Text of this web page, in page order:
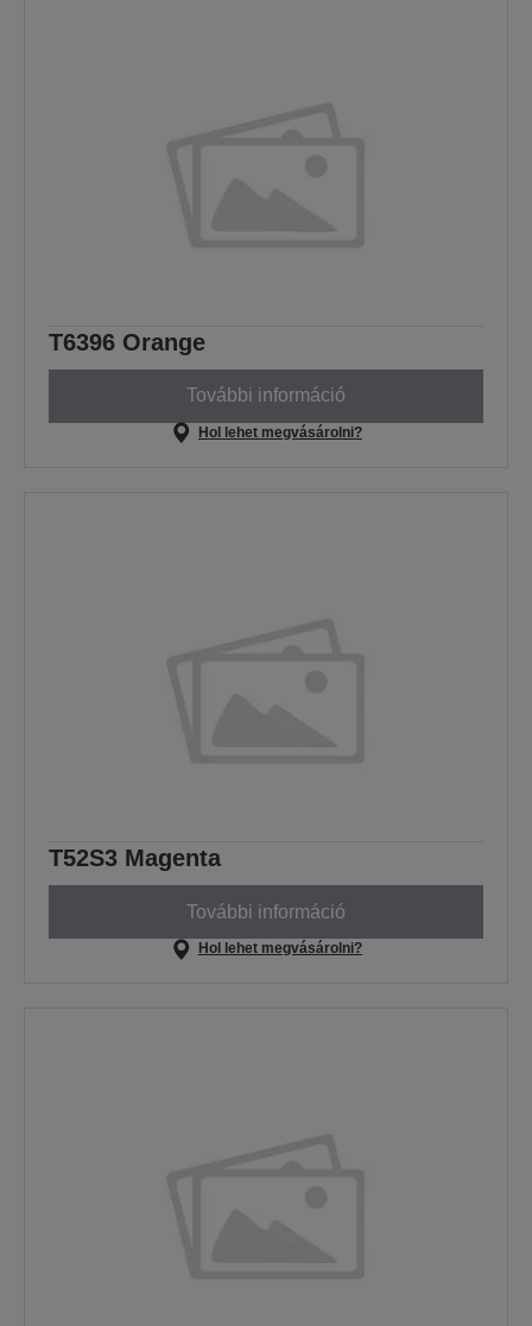
T6396 Orange
További információ
Hol lehet megvásárolni?
T52S3 Magenta
További információ
Hol lehet megvásárolni?